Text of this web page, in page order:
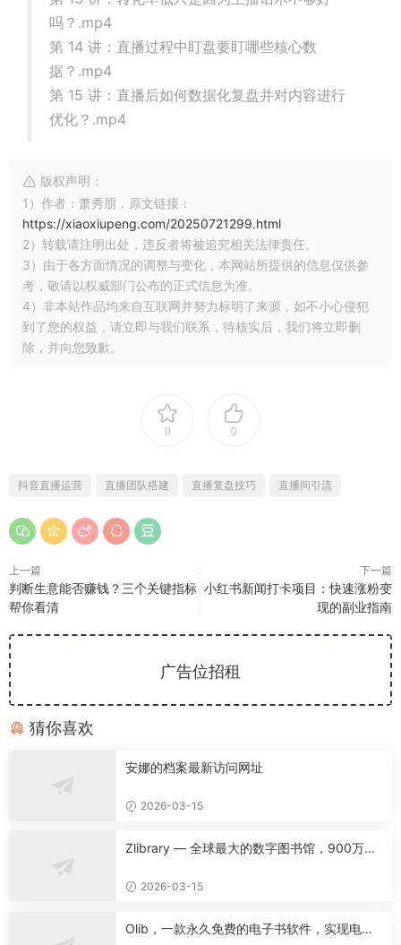
吗？.mp4
第 14 讲：直播过程中盯盘要盯哪些核心数
据？.mp4
第 15 讲：直播后如何数据化复盘并对内容进行
优化？.mp4
版权声明：
1）作者：萧秀朋，原文链接：
https://xiaoxiupeng.com/20250721299.html
2）转载请注明出处，违反者将被追究相关法律责任。
3）由于各方面情况的调整与变化，本网站所提供的信息仅供参
考，敬请以权威部门公布的正式信息为准。
4）非本站作品均来自互联网并努力标明了来源，如不小心侵犯
到了您的权益，请立即与我们联系，待核实后，我们将立即删
除，并向您致歉。
0 0
抖音直播运营 直播团队搭建 直播复盘技巧 直播间引流
上一篇
判断生意能否赚钱？三个关键指标
帮你看清
下一篇
小红书新闻打卡项目：快速涨粉变
现的副业指南
广告位招租
猜你喜欢
安娜的档案最新访问网址
2026-03-15
Zlibrary — 全球最大的数字图书馆，900万本
2026-03-15
Olib，一款永久免费的电子书软件，实现电子